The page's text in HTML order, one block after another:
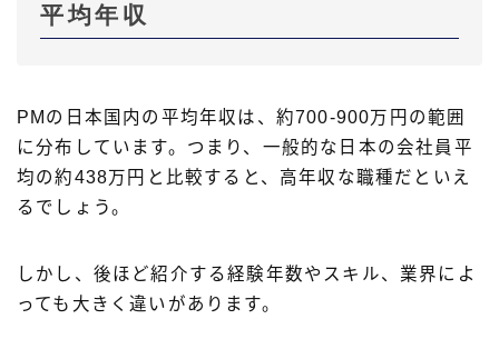
平均年収
PMの日本国内の平均年収は、約700-900万円の範囲
に分布しています。つまり、一般的な日本の会社員平
均の約438万円と比較すると、高年収な職種だといえ
るでしょう。
しかし、後ほど紹介する経験年数やスキル、業界によ
っても大きく違いがあります。